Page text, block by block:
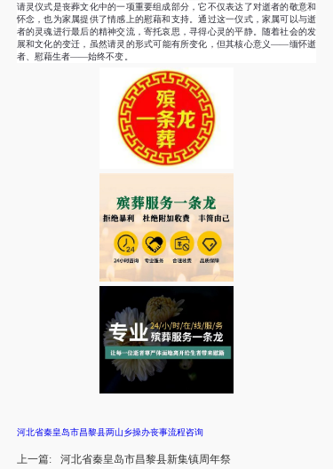
请灵仪式是丧葬文化中的一项重要组成部分，它不仅表达了对逝者的敬意和
怀念，也为家属提供了情感上的慰藉和支持。通过这一仪式，家属可以与逝
者的灵魂进行最后的精神交流，寄托哀思，寻得心灵的平静。随着社会的发
展和文化的变迁，虽然请灵的形式可能有所变化，但其核心意义——缅怀逝
者、慰藉生者——始终不变。
河北省秦皇岛市昌黎县两山乡操办丧事流程咨询
上一篇: 河北省秦皇岛市昌黎县新集镇周年祭